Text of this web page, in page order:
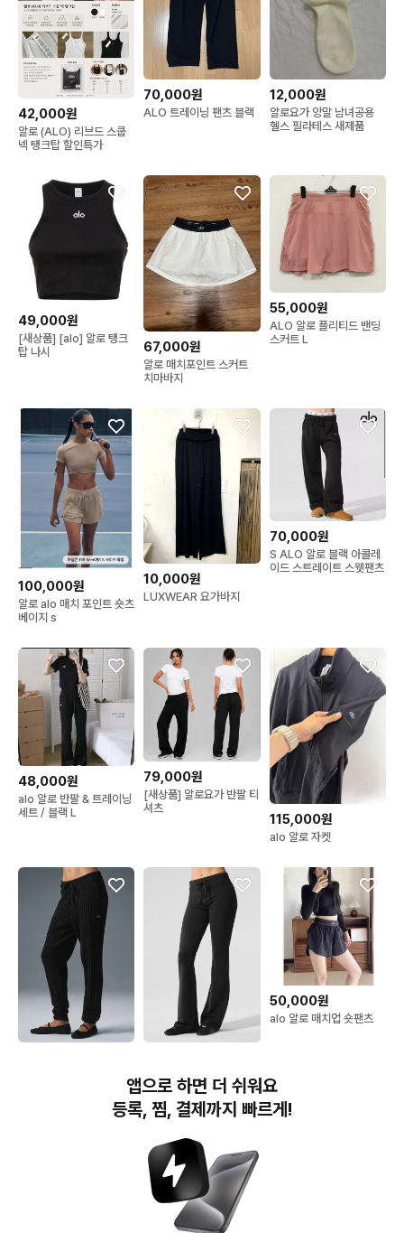
42,000원
알로 (ALO) 리브드 스쿱
넥 탱크탑 할인특가
70,000원
ALO 트레이닝 팬츠 블랙
12,000원
알로요가 앙말 남녀공용
헬스 필라테스 새제품
49,000원
[새상품] [alo] 알로 탱크
탑 나시
67,000원
알로 매치포인트 스커트
치마바지
55,000원
ALO 알로 플리티드 밴딩
스커트 L
100,000원
알로 alo 매치 포인트 숏츠
베이지 s
10,000원
LUXWEAR 요가바지
70,000원
S ALO 알로 블랙 아콜레
이드 스트레이트 스웻팬츠
48,000원
alo 알로 반팔 & 트레이닝
세트 / 블랙 L
79,000원
[새상품] 알로요가 반팔 티
셔츠
115,000원
alo 알로 자켓
[새상품] 알로 부츠컷 스웻
팬츠
50,000원
alo 알로 매치업 숏팬츠
번개장터(주) 사업자정보, 이용약관 및 기타 법적고지
번개장터㈜는 통신판매중개자이며, 통신판매의 당사자가 아닙니다. 전자상거래 등에서의
소비자보호에 관한 법률 등 관련 법령 및 번개장터㈜의 약관에 따라 상품, 상품정보, 거래에 관한 책임은
앱으로 하면 더 쉬워요
등록, 찜, 결제까지 빠르게!